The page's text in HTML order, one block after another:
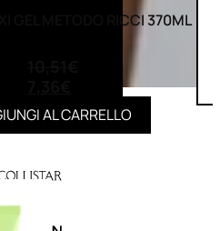
GEL METODO RICCI 370ML
AL CARRELLO